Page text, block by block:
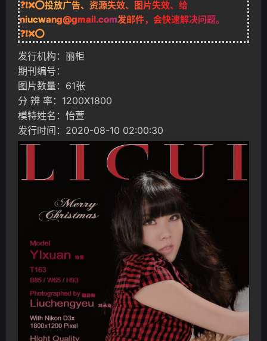
❓❗❌⭕投放广告、资源失效、图片失效、给
niucwang@gmail.com发邮件，会快速解决问题。
❓❗❌⭕
发行机构：丽柜
期刊编号：
图片数量：61张
分 辨 率：1200X1800
模特姓名：怡萱
发行时间：2020-08-10 02:00:30